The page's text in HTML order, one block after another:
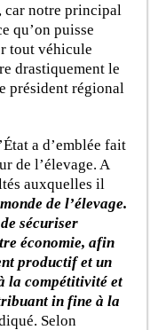
car notre principal
qu’on puisse
tout véhicule
drastiquement le
président régional
a d’emblée fait
de l’élevage. A
auxquelles il
de l’élevage.
sécuriser
économie, afin
productif et un
la compétitivité et
in fine à la
Selon